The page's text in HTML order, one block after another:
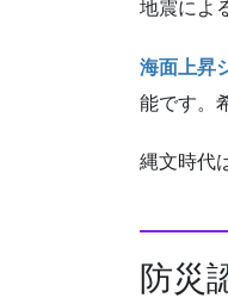
地震によ
海面上昇
能です。
縄文時代
防災